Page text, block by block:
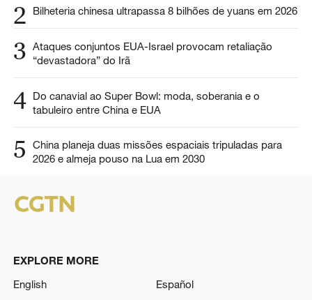
2 Bilheteria chinesa ultrapassa 8 bilhões de yuans em 2026
3 Ataques conjuntos EUA-Israel provocam retaliação
“devastadora” do Irã
4 Do canavial ao Super Bowl: moda, soberania e o
tabuleiro entre China e EUA
5
China planeja duas missões espaciais tripuladas para
2026 e almeja pouso na Lua em 2030
EXPLORE MORE
English
Español